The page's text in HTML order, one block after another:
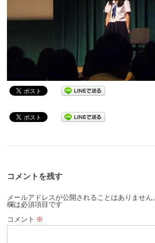
コメントを残す
メールアドレスが公開されることはありません。
欄は必須項目です
コメント ※